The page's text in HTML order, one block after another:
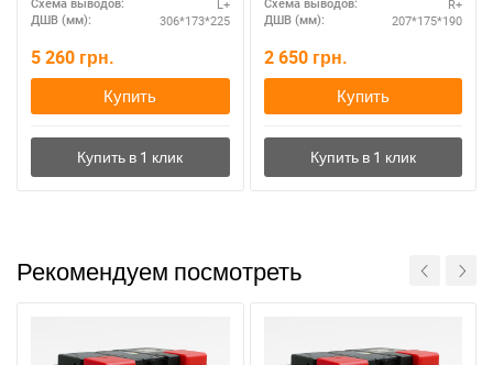
Схема выводов: L+
ДШВ (мм): 306*173*225
5 260 грн.
Купить
Схема выводов: R+
ДШВ (мм): 207*175*190
2 650 грн.
Купить
Рекомендуем посмотреть